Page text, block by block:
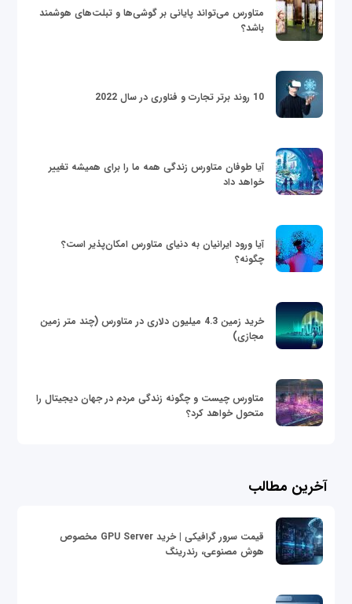
متاورس می‌تواند پایانی بر گوشی‌ها و تبلت‌های هوشمند
باشد؟
10 روند برتر تجارت و فناوری در سال 2022
آیا طوفان متاورس زندگی همه ما را برای همیشه تغییر
خواهد داد
آیا ورود ایرانیان به دنیای متاورس امکان‌پذیر است؟
چگونه؟
خرید زمین 4.3 میلیون دلاری در متاورس (چند متر زمین
مجازی)
متاورس چیست و چگونه زندگی مردم در جهان دیجیتال را
متحول خواهد کرد؟
آخرین مطالب
قیمت سرور گرافیکی | خرید GPU Server مخصوص
هوش مصنوعی، رندرینگ